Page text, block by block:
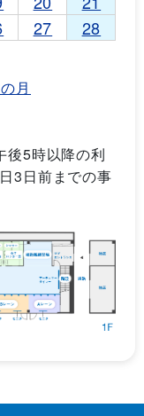
27 28
月
後5時以降の利
3日前までの事